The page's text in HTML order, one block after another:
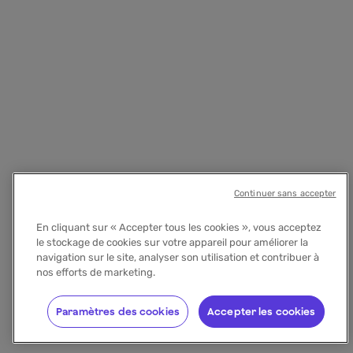
En cliquant sur « Accepter tous les cookies », vous acceptez
le stockage de cookies sur votre appareil pour améliorer la
navigation sur le site, analyser son utilisation et contribuer à
nos efforts de marketing.
Accepter les cookies
Paramètres des cookies
Continuer sans accepter